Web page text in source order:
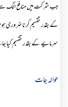
جب شركت ميں منافع الگ
کے بقدر تقسیم کرنا ضروری
سرمایے کے بقدر تقسیم کیا
حوالہ جات